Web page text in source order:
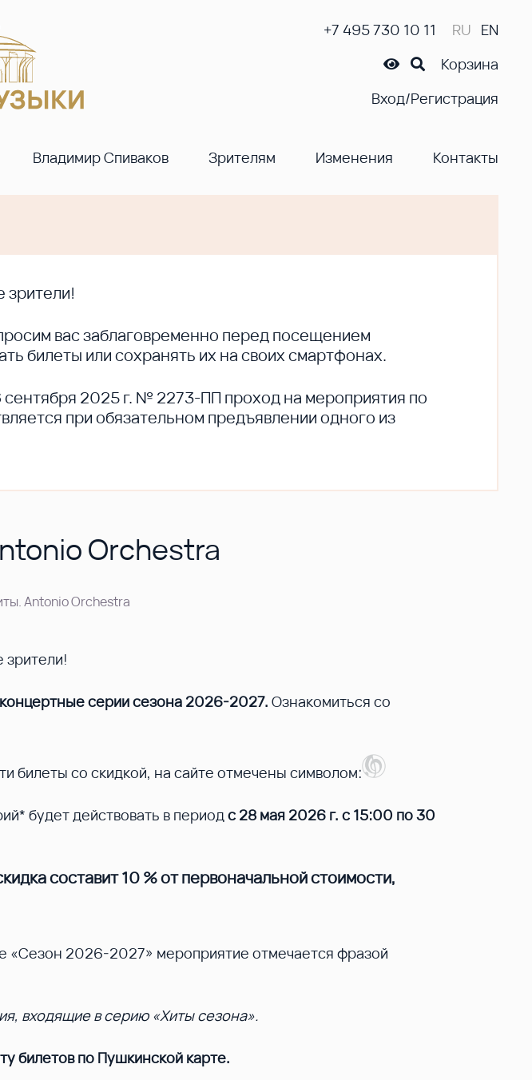
+7 495 730 10 11 RU EN
Корзина
Вход/Регистрация
Владимир Спиваков Зрителям Изменения Контакты
вас заблаговременно перед посещением
билеты или сохранять их на своих смартфонах.
сентября 2025 г. № 2273-ПП проход на мероприятия по
при обязательном предъявлении одного из
Orchestra
Antonio Orchestra
серии сезона 2026-2027. Ознакомиться со
билеты со скидкой, на сайте отмечены символом:
будет действовать в периодс 28 мая 2026 г. с 15:00 по 30
составит 10 %от первоначальной стоимости,
«Сезон 2026-2027» мероприятие отмечается фразой
входящие в серию «Хиты сезона».
билетов по Пушкинской карте.